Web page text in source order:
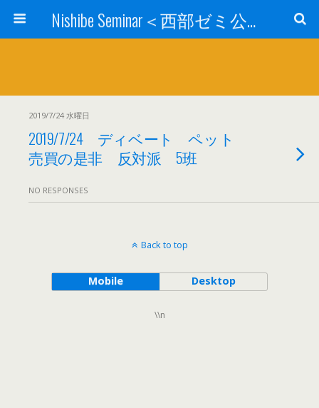
Nishibe Seminar＜西部ゼミ公式サイト＞
2019/7/24 水曜日
2019/7/24 ディベート ペット
売買の是非 反対派 5班
NO RESPONSES
Back to top
Mobile Desktop
\\n